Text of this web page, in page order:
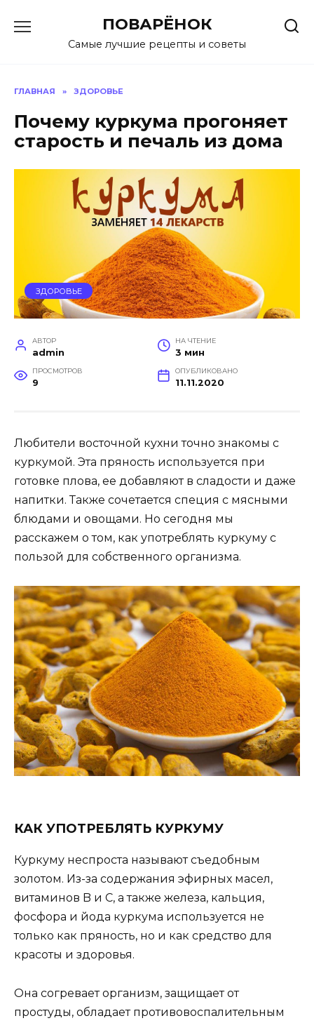
содержанию
ПОВАРЁНОК
Самые лучшие рецепты и советы
ГЛАВНАЯ » ЗДОРОВЬЕ
Почему куркума прогоняет
старость и печаль из дома
ЗДОРОВЬЕ
АВТОР
admin
НА ЧТЕНИЕ
3 мин
ПРОСМОТРОВ
9
ОПУБЛИКОВАНО
11.11.2020
Любители восточной кухни точно знакомы с
куркумой. Эта пряность используется при
готовке плова, ее добавляют в сладости и даже
напитки. Также сочетается специя с мясными
блюдами и овощами. Но сегодня мы
расскажем о том, как употреблять куркуму с
пользой для собственного организма.
КАК УПОТРЕБЛЯТЬ КУРКУМУ
Куркуму неспроста называют съедобным
золотом. Из-за содержания эфирных масел,
витаминов B и C, а также железа, кальция,
фосфора и йода куркума используется не
только как пряность, но и как средство для
красоты и здоровья.
Она согревает организм, защищает от
простуды, обладает противовоспалительным